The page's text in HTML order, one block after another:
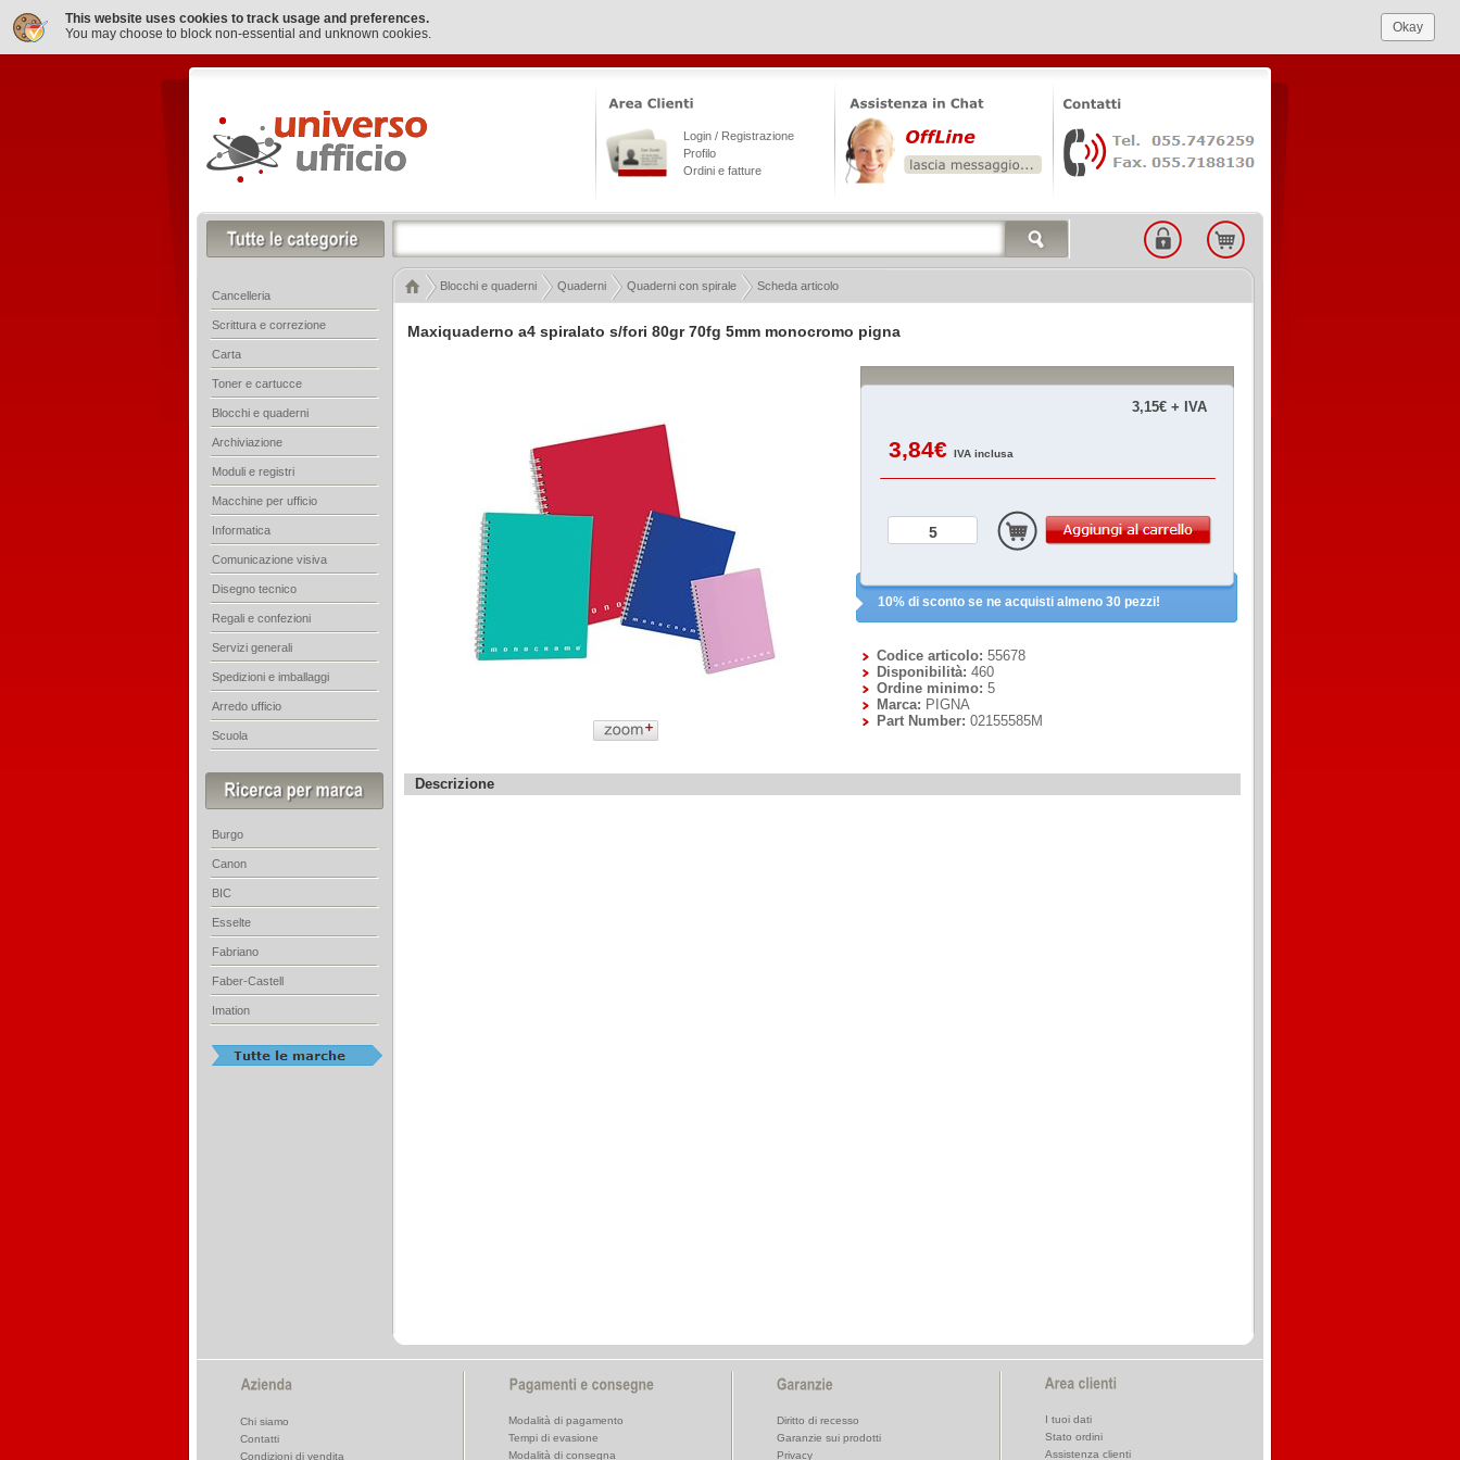
This website uses cookies to track usage and preferences.
You may choose to block non-essential and unknown cookies.
Okay
Maxiquaderno a4 spiralato s/fori 80gr 70fg 5mm monocromo pigna
Descrizione
3,15€ + IVA
3,84€ IVA inclusa
10% di sconto se ne acquisti almeno 30 pezzi!
Codice articolo: 55678
Disponibilità: 460
Ordine minimo: 5
Marca: PIGNA
Part Number: 02155585M
Login / Registrazione
Profilo
Ordini e fatture
Blocchi e quaderni Quaderni Quaderni con spirale Scheda articolo
Cancelleria
Scrittura e correzione
Carta
Toner e cartucce
Blocchi e quaderni
Archiviazione
Moduli e registri
Macchine per ufficio
Informatica
Comunicazione visiva
Disegno tecnico
Regali e confezioni
Servizi generali
Spedizioni e imballaggi
Arredo ufficio
Scuola
Burgo
Canon
BIC
Esselte
Fabriano
Faber-Castell
Imation
Chi siamo
Contatti
Condizioni di vendita
Modalità di pagamento
Tempi di evasione
Modalità di consegna
Diritto di recesso
Garanzie sui prodotti
Privacy
I tuoi dati
Stato ordini
Assistenza clienti